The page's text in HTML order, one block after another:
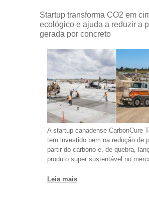
Startup transforma CO2 em
ecológico e ajuda a reduzir a
gerada por concreto
A startup canadense CarbonCure
tem investido bem na redução de
partir do carbono e, de quebra,
produto super sustentável no
Leia mais